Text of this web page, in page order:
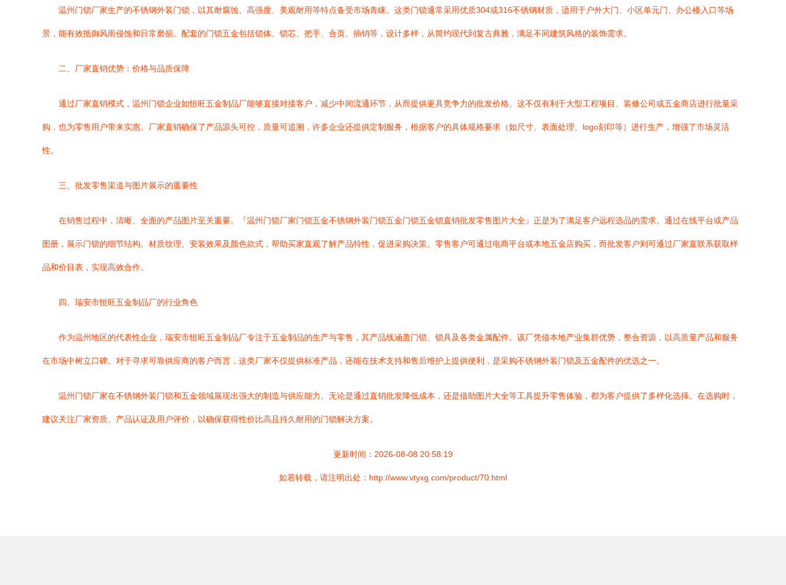
温州门锁厂家生产的不锈钢外装门锁，以其耐腐蚀、高强度、美观耐用等特点备受市场青睐。这类门锁通常采用优质304或316不锈钢材质，适用于户外大门、小区单元门、办公楼入口等场
景，能有效抵御风雨侵蚀和日常磨损。配套的门锁五金包括锁体、锁芯、把手、合页、插销等，设计多样，从简约现代到复古典雅，满足不同建筑风格的装饰需求。
二、厂家直销优势：价格与品质保障
通过厂家直销模式，温州门锁企业如恒旺五金制品厂能够直接对接客户，减少中间流通环节，从而提供更具竞争力的批发价格。这不仅有利于大型工程项目、装修公司或五金商店进行批量采
购，也为零售用户带来实惠。厂家直销确保了产品源头可控，质量可追溯，许多企业还提供定制服务，根据客户的具体规格要求（如尺寸、表面处理、logo刻印等）进行生产，增强了市场灵活
性。
三、批发零售渠道与图片展示的重要性
在销售过程中，清晰、全面的产品图片至关重要。『温州门锁厂家门锁五金不锈钢外装门锁五金门锁五金锁直销批发零售图片大全』正是为了满足客户远程选品的需求。通过在线平台或产品
图册，展示门锁的细节结构、材质纹理、安装效果及颜色款式，帮助买家直观了解产品特性，促进采购决策。零售客户可通过电商平台或本地五金店购买，而批发客户则可通过厂家直联系获取样
品和价目表，实现高效合作。
四、瑞安市恒旺五金制品厂的行业角色
作为温州地区的代表性企业，瑞安市恒旺五金制品厂专注于五金制品的生产与零售，其产品线涵盖门锁、锁具及各类金属配件。该厂凭借本地产业集群优势，整合资源，以高质量产品和服务
在市场中树立口碑。对于寻求可靠供应商的客户而言，这类厂家不仅提供标准产品，还能在技术支持和售后维护上提供便利，是采购不锈钢外装门锁及五金配件的优选之一。
温州门锁厂家在不锈钢外装门锁和五金领域展现出强大的制造与供应能力。无论是通过直销批发降低成本，还是借助图片大全等工具提升零售体验，都为客户提供了多样化选择。在选购时，
建议关注厂家资质、产品认证及用户评价，以确保获得性价比高且持久耐用的门锁解决方案。
更新时间：2026-08-08 20:58:19
如若转载，请注明出处：http://www.vtyxg.com/product/70.html